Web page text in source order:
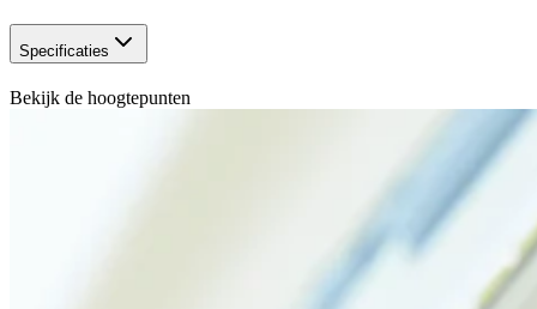
Specificaties
Bekijk de hoogtepunten